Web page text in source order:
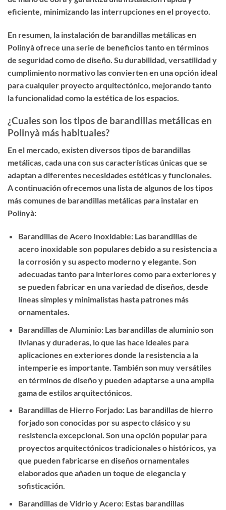
eficiente, minimizando las interrupciones en el proyecto.
En resumen, la instalación de barandillas metálicas en
Polinyà ofrece una serie de beneficios tanto en términos
de seguridad como de diseño. Su durabilidad, versatilidad y
cumplimiento normativo las convierten en una opción ideal
para cualquier proyecto arquitectónico, mejorando tanto
la funcionalidad como la estética de los espacios.
¿Cuales son los tipos de barandillas metálicas en
Polinyà más habituales?
En el mercado, existen diversos tipos de barandillas
metálicas, cada una con sus características únicas que se
adaptan a diferentes necesidades estéticas y funcionales.
A continuación ofrecemos una lista de algunos de los tipos
más comunes de barandillas metálicas para instalar en
Polinyà:
Barandillas de Acero Inoxidable: Las barandillas de
acero inoxidable son populares debido a su resistencia a
la corrosión y su aspecto moderno y elegante. Son
adecuadas tanto para interiores como para exteriores y
se pueden fabricar en una variedad de diseños, desde
líneas simples y minimalistas hasta patrones más
ornamentales.
Barandillas de Aluminio: Las barandillas de aluminio son
livianas y duraderas, lo que las hace ideales para
aplicaciones en exteriores donde la resistencia a la
intemperie es importante. También son muy versátiles
en términos de diseño y pueden adaptarse a una amplia
gama de estilos arquitectónicos.
Barandillas de Hierro Forjado: Las barandillas de hierro
forjado son conocidas por su aspecto clásico y su
resistencia excepcional. Son una opción popular para
proyectos arquitectónicos tradicionales o históricos, ya
que pueden fabricarse en diseños ornamentales
elaborados que añaden un toque de elegancia y
sofisticación.
Barandillas de Vidrio y Acero: Estas barandillas